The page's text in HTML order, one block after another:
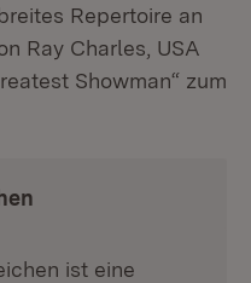
Repertoire an
Ray Charles, USA
Showman“ zum
ist eine